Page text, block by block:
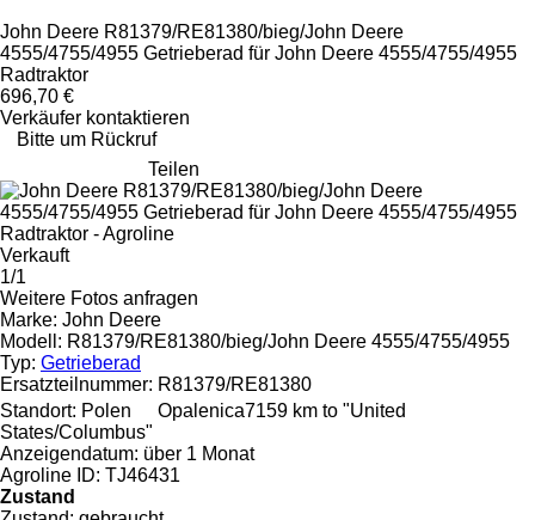
John Deere R81379/RE81380/bieg/John Deere
4555/4755/4955 Getrieberad für John Deere 4555/4755/4955
Radtraktor
696,70 €
Verkäufer kontaktieren
Bitte um Rückruf
Teilen
Verkauft
1/1
Weitere Fotos anfragen
Marke: John Deere
Modell: R81379/RE81380/bieg/John Deere 4555/4755/4955
Typ: Getrieberad
Ersatzteilnummer: R81379/RE81380
Standort: Polen Opalenica7159 km to "United
States/Columbus"
Anzeigendatum: über 1 Monat
Agroline ID: TJ46431
Zustand